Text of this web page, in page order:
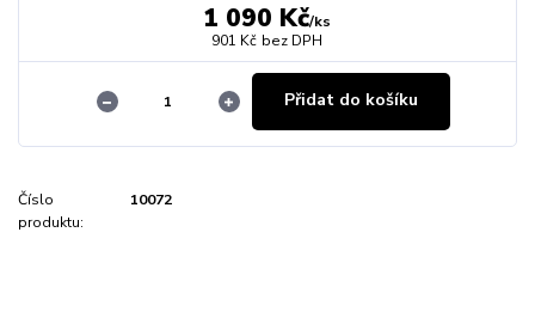
1 090 Kč/ks
901 Kč bez DPH
Přidat do košíku
Číslo
produktu:
10072